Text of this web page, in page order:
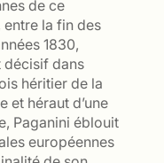
de ce
la fin des
1830,
décisif dans
héritier de la
et héraut d’une
Paganini éblouit
européennes